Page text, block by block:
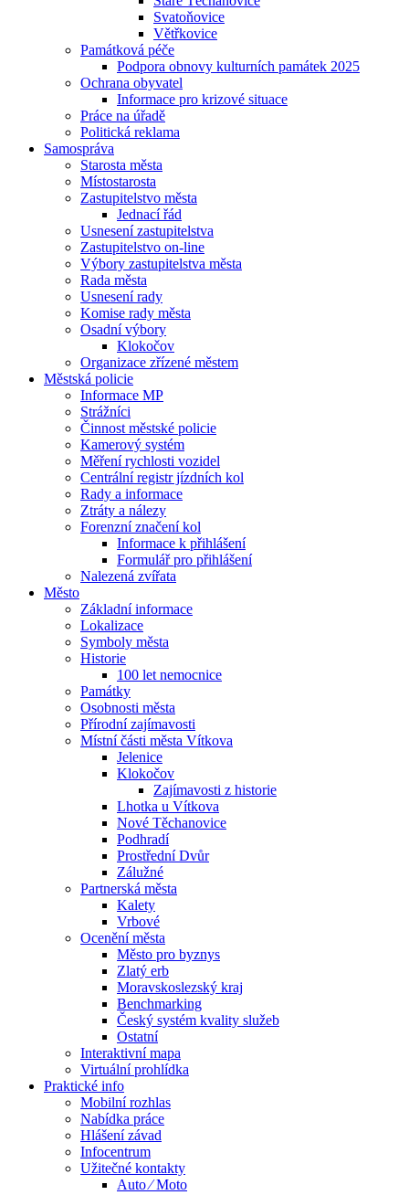
Svatoňovice
Větřkovice
Památková péče
Podpora obnovy kulturních památek 2025
Ochrana obyvatel
Informace pro krizové situace
Práce na úřadě
Politická reklama
Samospráva
Starosta města
Místostarosta
Zastupitelstvo města
Jednací řád
Usnesení zastupitelstva
Zastupitelstvo on-line
Výbory zastupitelstva města
Rada města
Usnesení rady
Komise rady města
Osadní výbory
Klokočov
Organizace zřízené městem
Městská policie
Informace MP
Strážníci
Činnost městské policie
Kamerový systém
Měření rychlosti vozidel
Centrální registr jízdních kol
Rady a informace
Ztráty a nálezy
Forenzní značení kol
Informace k přihlášení
Formulář pro přihlášení
Nalezená zvířata
Město
Základní informace
Lokalizace
Symboly města
Historie
100 let nemocnice
Památky
Osobnosti města
Přírodní zajímavosti
Místní části města Vítkova
Jelenice
Klokočov
Zajímavosti z historie
Lhotka u Vítkova
Nové Těchanovice
Podhradí
Prostřední Dvůr
Zálužné
Partnerská města
Kalety
Vrbové
Ocenění města
Město pro byznys
Zlatý erb
Moravskoslezský kraj
Benchmarking
Český systém kvality služeb
Ostatní
Interaktivní mapa
Virtuální prohlídka
Praktické info
Mobilní rozhlas
Nabídka práce
Hlášení závad
Infocentrum
Užitečné kontakty
Auto ⁄ Moto